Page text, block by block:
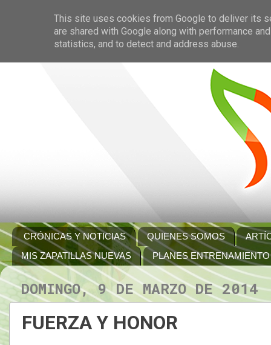
CRÓNICAS Y NOTICIAS QUIENES SOMOS
MIS ZAPATILLAS NUEVAS
PLANES ENTRENAMIENTO
DOMINGO, 9 DE MARZO DE 2014
FUERZA Y HONOR
This site uses cookies from Google to deliver its
are shared with Google along with performance
statistics, and to detect and address abuse.